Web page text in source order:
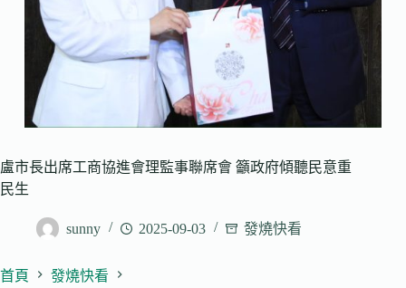
盧市長出席工商協進會理監事聯席會 籲政府傾聽民意重
民生
sunny 2025-09-03 發燒快看
首頁
發燒快看